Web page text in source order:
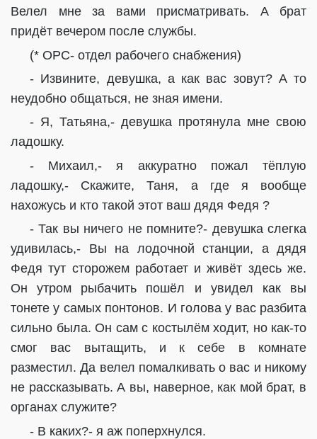
Велел мне за вами присматривать. А брат
придёт вечером после службы.
(* ОРС- отдел рабочего снабжения)
- Извините, девушка, а как вас зовут? А то
неудобно общаться, не зная имени.
- Я, Татьяна,- девушка протянула мне свою
ладошку.
- Михаил,- я аккуратно пожал тёплую
ладошку,- Скажите, Таня, а где я вообще
нахожусь и кто такой этот ваш дядя Федя ?
- Так вы ничего не помните?- девушка слегка
удивилась,- Вы на лодочной станции, а дядя
Федя тут сторожем работает и живёт здесь же.
Он утром рыбачить пошёл и увидел как вы
тонете у самых понтонов. И голова у вас разбита
сильно была. Он сам с костылём ходит, но как-то
смог вас вытащить, и к себе в комнате
разместил. Да велел помалкивать о вас и никому
не рассказывать. А вы, наверное, как мой брат, в
органах служите?
- В каких?- я аж поперхнулся.